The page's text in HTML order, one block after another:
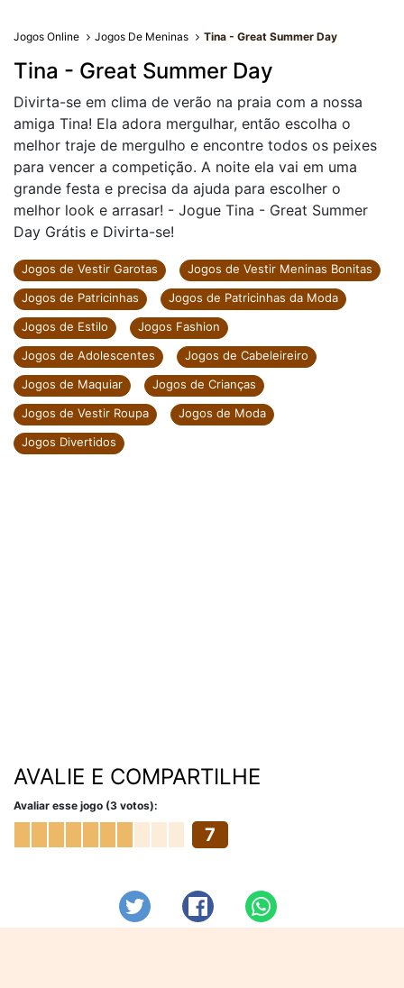
Jogos Online Jogos De Meninas Tina - Great Summer Day
Tina - Great Summer Day
Divirta-se em clima de verão na praia com a nossa
amiga Tina! Ela adora mergulhar, então escolha o
melhor traje de mergulho e encontre todos os peixes
para vencer a competição. A noite ela vai em uma
grande festa e precisa da ajuda para escolher o
melhor look e arrasar! - Jogue Tina - Great Summer
Day Grátis e Divirta-se!
Jogos de Vestir Garotas
Jogos de Vestir Meninas Bonitas
Jogos de Patricinhas
Jogos de Patricinhas da Moda
Jogos de Estilo
Jogos Fashion
Jogos de Adolescentes
Jogos de Cabeleireiro
Jogos de Maquiar
Jogos de Crianças
Jogos de Vestir Roupa
Jogos de Moda
Jogos Divertidos
AVALIE E COMPARTILHE
Avaliar esse jogo (3 votos):
7